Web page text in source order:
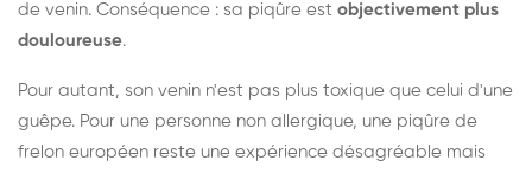
de venin. Conséquence : sa piqûre est objectivement plus
douloureuse.
Pour autant, son venin n'est pas plus toxique que celui d'une
guêpe. Pour une personne non allergique, une piqûre de
frelon européen reste une expérience désagréable mais